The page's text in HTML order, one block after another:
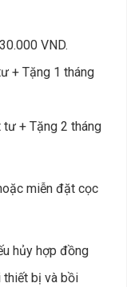
VND.
+ Tặng 1 tháng
+ Tặng 2 tháng
miễn đặt cọc
hủy hợp đồng
thiết bị và bồi